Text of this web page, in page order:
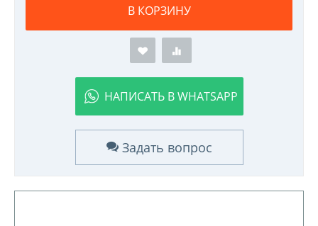
В КОРЗИНУ
НАПИСАТЬ В WHATSAPP
Задать вопрос